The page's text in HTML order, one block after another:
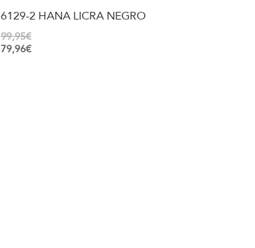
6129-2 HANA LICRA NEGRO
99,95€
79,96€